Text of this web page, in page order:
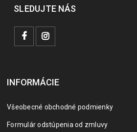
SLEDUJTE NÁS
INFORMÁCIE
Všeobecné obchodné podmienky
Formulár odstúpenia od zmluvy